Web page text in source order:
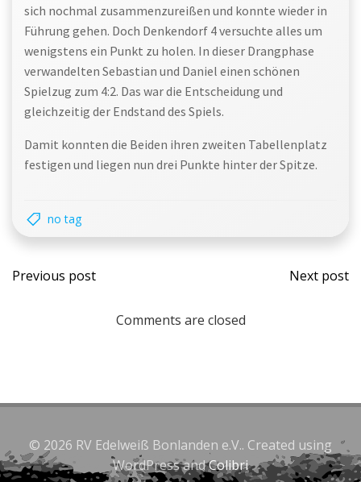
sich nochmal zusammenzureißen und konnte wieder in
Führung gehen. Doch Denkendorf 4 versuchte alles um
wenigstens ein Punkt zu holen. In dieser Drangphase
verwandelten Sebastian und Daniel einen schönen
Spielzug zum 4:2. Das war die Entscheidung und
gleichzeitig der Endstand des Spiels.
Damit konnten die Beiden ihren zweiten Tabellenplatz
festigen und liegen nun drei Punkte hinter der Spitze.
no tag
Post
navigation
Previous post
Post
Next post
Comments are closed
© 2026 RV Edelweiß Bonlanden e.V.. Created using
WordPress andColibri